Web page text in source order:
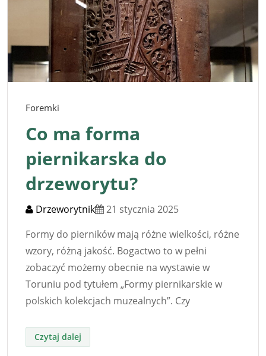
Foremki
Co ma forma
piernikarska do
drzeworytu?
Drzeworytnik
21 stycznia 2025
Formy do pierników mają różne wielkości, różne
wzory, różną jakość. Bogactwo to w pełni
zobaczyć możemy obecnie na wystawie w
Toruniu pod tytułem „Formy piernikarskie w
polskich kolekcjach muzealnych”. Czy